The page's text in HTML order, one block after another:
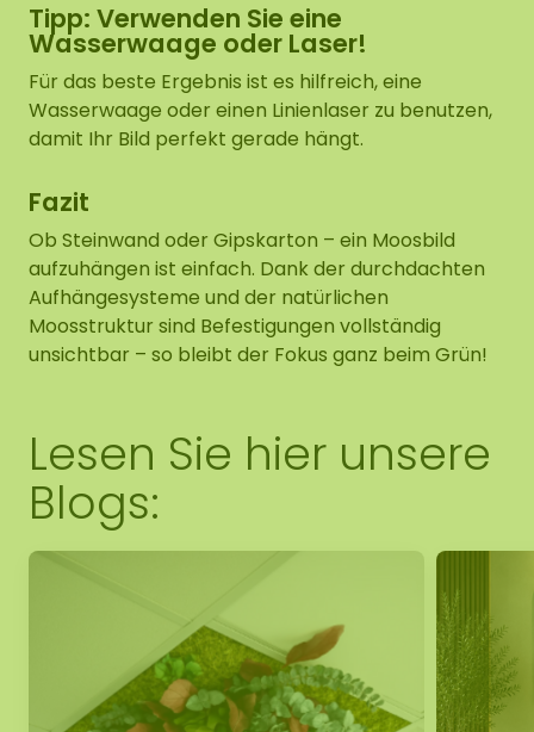
Tipp: Verwenden Sie eine
Wasserwaage oder Laser!
Für das beste Ergebnis ist es hilfreich, eine
Wasserwaage oder einen Linienlaser zu benutzen,
damit Ihr Bild perfekt gerade hängt.
Fazit
Ob Steinwand oder Gipskarton – ein Moosbild
aufzuhängen ist einfach. Dank der durchdachten
Aufhängesysteme und der natürlichen
Moosstruktur sind Befestigungen vollständig
unsichtbar – so bleibt der Fokus ganz beim Grün!
Lesen Sie hier unsere
Blogs: